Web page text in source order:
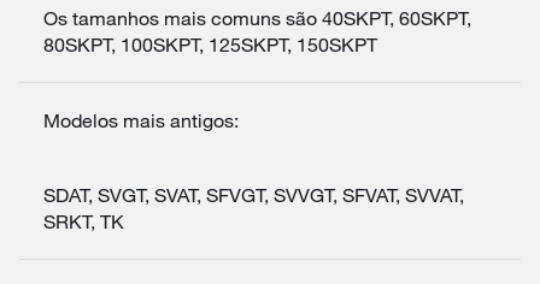
Os tamanhos mais comuns são 40SKPT, 60SKPT,
80SKPT, 100SKPT, 125SKPT, 150SKPT
Modelos mais antigos:
SDAT, SVGT, SVAT, SFVGT, SVVGT, SFVAT, SVVAT,
SRKT, TK